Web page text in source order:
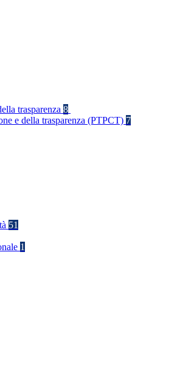
trasparenza 8
e della trasparenza (PTPCT) 7
51
1